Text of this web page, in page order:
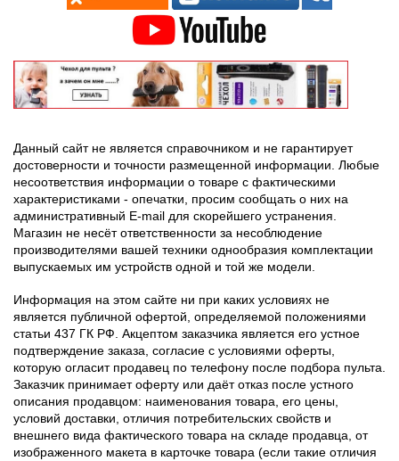
Данный сайт не является справочником и не гарантирует
достоверности и точности размещенной информации. Любые
несоответствия информации о товаре с фактическими
характеристиками - опечатки, просим сообщать о них на
административный E-mail для скорейшего устранения.
Магазин не несёт ответственности за несоблюдение
производителями вашей техники однообразия комплектации
выпускаемых им устройств одной и той же модели.
Информация на этом сайте ни при каких условиях не
является публичной офертой, определяемой положениями
статьи 437 ГК РФ. Акцептом заказчика является его устное
подтверждение заказа, согласие с условиями оферты,
которую огласит продавец по телефону после подбора пульта.
Заказчик принимает оферту или даёт отказ после устного
описания продавцом: наименования товара, его цены,
условий доставки, отличия потребительских свойств и
внешнего вида фактического товара на складе продавца, от
изображенного макета в карточке товара (если такие отличия